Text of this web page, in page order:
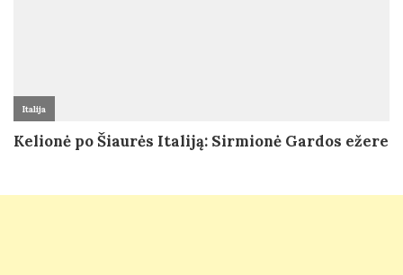
Italija
Kelionė po Šiaurės Italiją: Sirmionė Gardos ežere